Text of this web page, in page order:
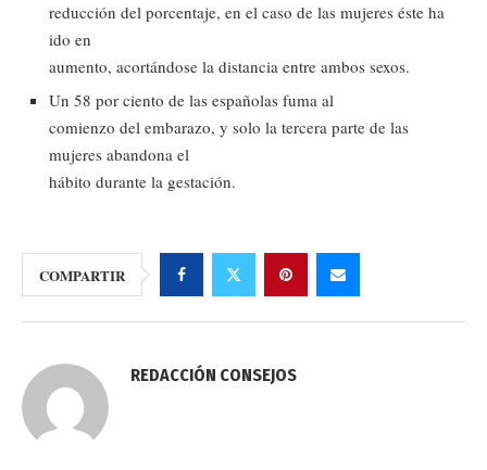
reducción del porcentaje, en el caso de las mujeres éste ha
ido en
aumento, acortándose la distancia entre ambos sexos.
Un 58 por ciento de las españolas fuma al
comienzo del embarazo, y solo la tercera parte de las
mujeres abandona el
hábito durante la gestación.
COMPARTIR
REDACCIÓN CONSEJOS